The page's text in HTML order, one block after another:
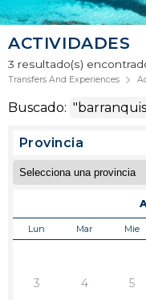
ACTIVIDADES
3 resultado(s)
Transfers And Experiences
Buscado:
Provincia
Lun Mar Mie
3
4 5